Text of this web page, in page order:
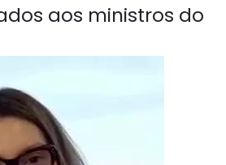
aos ministros do